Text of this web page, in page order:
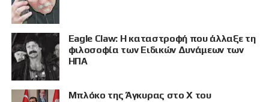
Eagle Claw: Η καταστροφή που άλλαξε τη
φιλοσοφία των Ειδικών Δυνάμεων των
ΗΠΑ
Μπλόκο της Άγκυρας στο X του